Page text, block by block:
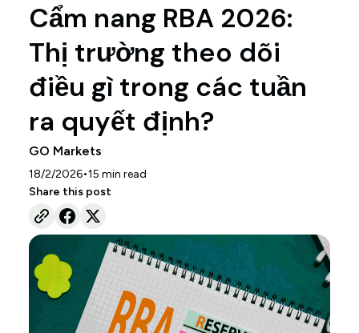
Cẩm nang RBA 2026:
Thị trường theo dõi
điều gì trong các tuần
ra quyết định?
GO Markets
18/2/2026•15 min read
Share this post